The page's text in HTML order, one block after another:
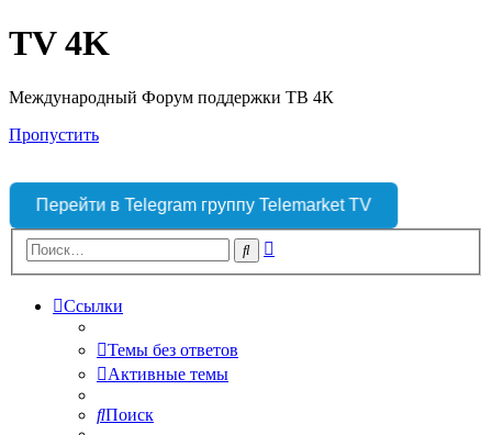
TV 4K
Международный Форум поддержки ТВ 4К
Пропустить
Перейти в Telegram группу Telemarket TV
Поиск
Ссылки
Темы без ответов
Активные темы
Поиск